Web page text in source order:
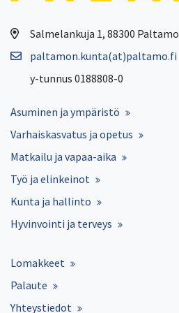
Salmelankuja 1, 88300 Paltamo
paltamon.kunta(at)paltamo.fi
y-tunnus 0188808-0
Asuminen ja ympäristö
Varhaiskasvatus ja opetus
Matkailu ja vapaa-aika
Työ ja elinkeinot
Kunta ja hallinto
Hyvinvointi ja terveys
Lomakkeet
Palaute
Yhteystiedot